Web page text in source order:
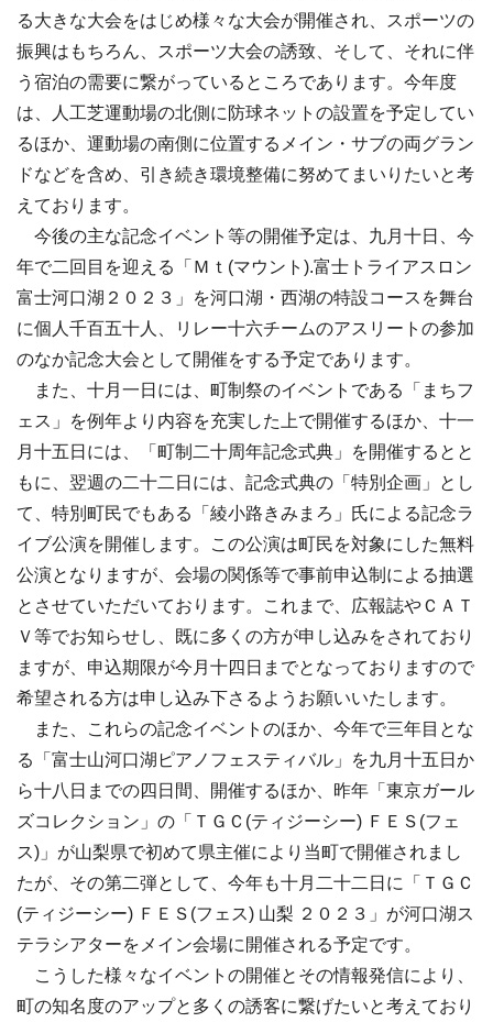
る大きな大会をはじめ様々な大会が開催され、スポーツの
振興はもちろん、スポーツ大会の誘致、そして、それに伴
う宿泊の需要に繋がっているところであります。今年度
は、人工芝運動場の北側に防球ネットの設置を予定してい
るほか、運動場の南側に位置するメイン・サブの両グラン
ドなどを含め、引き続き環境整備に努めてまいりたいと考
えております。
今後の主な記念イベント等の開催予定は、九月十日、今
年で二回目を迎える「Ｍｔ(マウント).富士トライアスロン
富士河口湖２０２３」を河口湖・西湖の特設コースを舞台
に個人千百五十人、リレー十六チームのアスリートの参加
のなか記念大会として開催をする予定であります。
また、十月一日には、町制祭のイベントである「まちフ
ェス」を例年より内容を充実した上で開催するほか、十一
月十五日には、「町制二十周年記念式典」を開催するとと
もに、翌週の二十二日には、記念式典の「特別企画」とし
て、特別町民でもある「綾小路きみまろ」氏による記念ラ
イブ公演を開催します。この公演は町民を対象にした無料
公演となりますが、会場の関係等で事前申込制による抽選
とさせていただいております。これまで、広報誌やＣＡＴ
Ｖ等でお知らせし、既に多くの方が申し込みをされており
ますが、申込期限が今月十四日までとなっておりますので
希望される方は申し込み下さるようお願いいたします。
また、これらの記念イベントのほか、今年で三年目とな
る「富士山河口湖ピアノフェスティバル」を九月十五日か
ら十八日までの四日間、開催するほか、昨年「東京ガール
ズコレクション」の「ＴＧＣ(ティジーシー) ＦＥＳ(フェ
ス)」が山梨県で初めて県主催により当町で開催されまし
たが、その第二弾として、今年も十月二十二日に「ＴＧＣ
(ティジーシー) ＦＥＳ(フェス) 山梨 ２０２３」が河口湖ス
テラシアターをメイン会場に開催される予定です。
こうした様々なイベントの開催とその情報発信により、
町の知名度のアップと多くの誘客に繋げたいと考えており